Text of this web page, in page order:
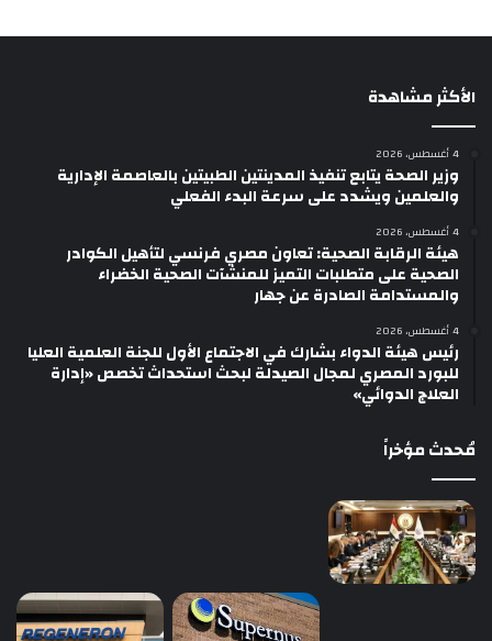
الأكثر مشاهدة
4 أغسطس، 2026
وزير الصحة يتابع تنفيذ المدينتين الطبيتين بالعاصمة الإدارية
والعلمين ويشدد على سرعة البدء الفعلي
4 أغسطس، 2026
هيئة الرقابة الصحية: تعاون مصري فرنسي لتأهيل الكوادر
الصحية على متطلبات التميز للمنشآت الصحية الخضراء
والمستدامة الصادرة عن جهار
4 أغسطس، 2026
رئيس هيئة الدواء بشارك في الاجتماع الأول للجنة العلمية العليا
للبورد المصري لمجال الصيدلة لبحث استحداث تخصص «إدارة
العلاج الدوائي»
مُحدث مؤخراً